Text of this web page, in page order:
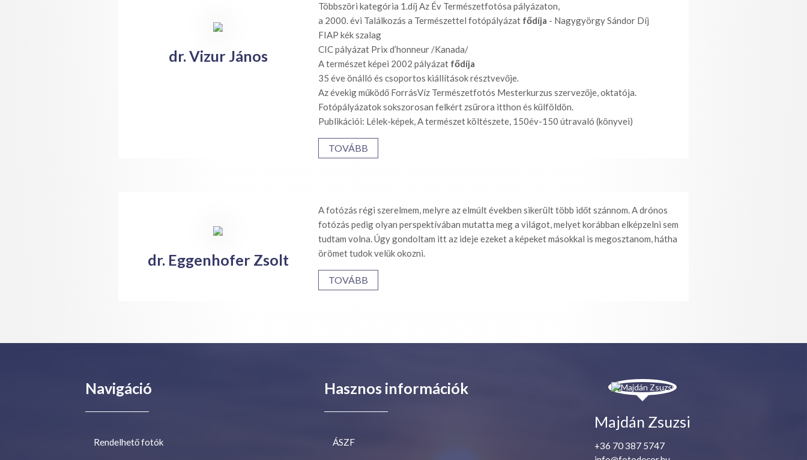
dr. Vizur János
Többszöri kategória 1.díj Az Év Természetfotósa pályázaton,
a 2000. évi Találkozás a Természettel fotópályázatfődíja - Nagygyörgy Sándor Díj
FIAP kék szalag
CIC pályázat Prix d’honneur /Kanada/
A természet képei 2002 pályázat fődíja
35 éve önálló és csoportos kiállítások résztvevője.
Az évekig működő ForrásVíz Természetfotós Mesterkurzus szervezője, oktatója.
Fotópályázatok sokszorosan felkért zsűrora itthon és külföldön.
Publikációi: Lélek-képek, A természet költészete, 150év-150 útravaló (könyvei)
TOVÁBB
dr. Eggenhofer Zsolt
A fotózás régi szerelmem, melyre az elmúlt években sikerült több időt szánnom. A drónos
fotózás pedig olyan perspektívában mutatta meg a világot, melyet korábban elképzelni sem
tudtam volna. Úgy gondoltam itt az ideje ezeket a képeket másokkal is megosztanom, hátha
örömet tudok velük okozni.
TOVÁBB
Navigáció
Rendelhető fotók
Hasznos információk
ÁSZF
Majdán Zsuzsi
+36 70 387 5747